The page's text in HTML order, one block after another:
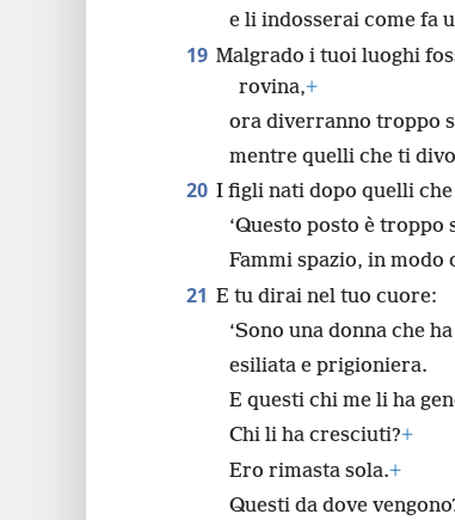
e li indosserai come fa
19 Malgrado i tuoi luoghi
rovina,+
ora diverranno troppo
mentre quelli che ti
20 I figli nati dopo quelli
‘Questo posto è troppo
Fammi spazio, in modo
21 E tu dirai nel tuo cuore:
‘Sono una donna che
esiliata e prigioniera.
E questi chi me li ha
Chi li ha cresciuti?+
Ero rimasta sola.+
Questi da dove